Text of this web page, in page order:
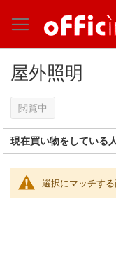
ン
テ
ン
ツ
に
キ
ッ
プ
屋外照明
選択にマッチする
閲覧中
現在買い物をしている